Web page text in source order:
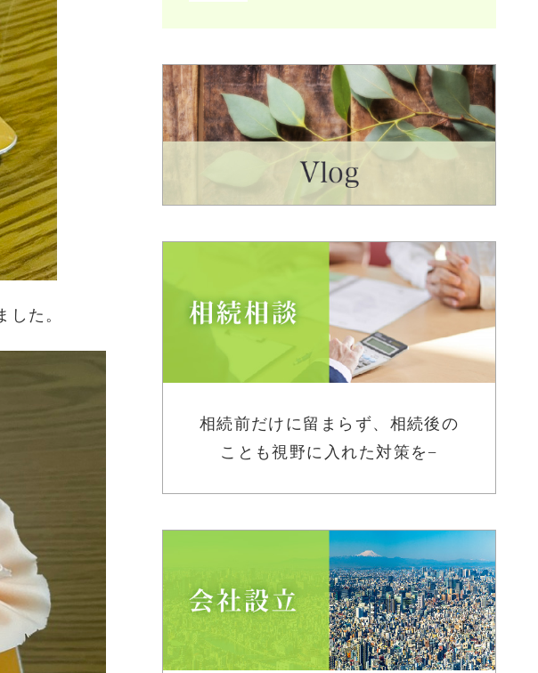
た。
相続前だけに留まらず、相続後の
ことも視野に入れた対策を−